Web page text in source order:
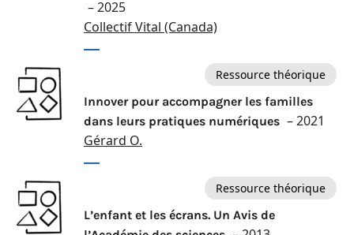
– 2025
Collectif Vital (Canada)
Ressource théorique
Innover pour accompagner les familles
dans leurs pratiques numériques – 2021
Gérard O.
Ressource théorique
L’enfant et les écrans. Un Avis de